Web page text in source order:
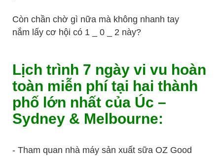
Còn chần chờ gì nữa mà không nhanh tay
nắm lấy cơ hội có 1 _ 0 _ 2 này?
Lịch trình 7 ngày vi vu hoàn
toàn miễn phí tại hai thành
phố lớn nhất của Úc –
Sydney & Melbourne:
- Tham quan nhà máy sản xuất sữa OZ Good